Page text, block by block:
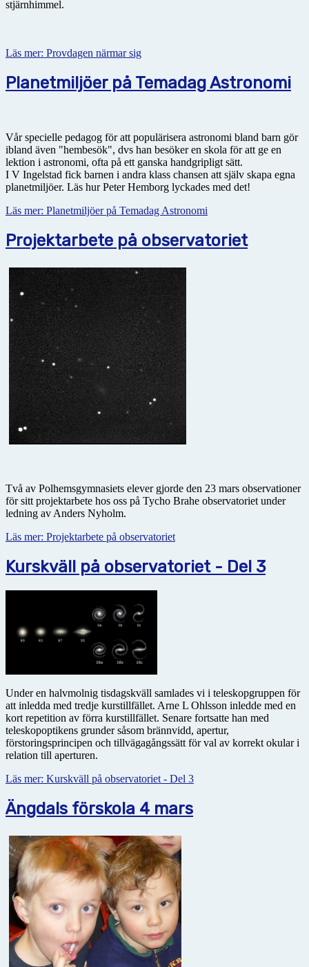
stjärnhimmel.
Läs mer: Provdagen närmar sig
Planetmiljöer på Temadag Astronomi
Vår specielle pedagog för att populärisera astronomi bland barn gör
ibland även "hembesök", dvs han besöker en skola för att ge en
lektion i astronomi, ofta på ett ganska handgripligt sätt.
I V Ingelstad fick barnen i andra klass chansen att själv skapa egna
planetmiljöer. Läs hur Peter Hemborg lyckades med det!
Läs mer: Planetmiljöer på Temadag Astronomi
Projektarbete på observatoriet
Två av Polhemsgymnasiets elever gjorde den 23 mars observationer
för sitt projektarbete hos oss på Tycho Brahe observatoriet under
ledning av Anders Nyholm.
Läs mer: Projektarbete på observatoriet
Kurskväll på observatoriet - Del 3
Under en halvmolnig tisdagskväll samlades vi i teleskopgruppen för
att inledda med tredje kurstillfället. Arne L Ohlsson inledde med en
kort repetition av förra kurstillfället. Senare fortsatte han med
teleskopoptikens grunder såsom brännvidd, apertur,
förstoringsprincipen och tillvägagångssätt för val av korrekt okular i
relation till aperturen.
Läs mer: Kurskväll på observatoriet - Del 3
Ängdals förskola 4 mars